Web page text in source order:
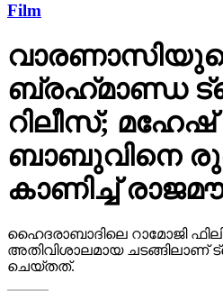
Film
ബ്രഹ്‌മാണ്ഡ
റിലീസ്; മഹേഷ്
ബാബുവിനെ
കാണിച്ച്
ഹൈദരാബാദിലെ റാമോജി
അതിവിശാലമായ ചടങ്ങിലാണ്
ചെയ്തത്.